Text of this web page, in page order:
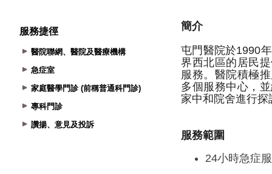
服務捷徑
醫院聯網、醫院及醫療機構
急症室
家庭醫學門診 (前稱普通科門診)
專科門診
讚揚、意見及投訴